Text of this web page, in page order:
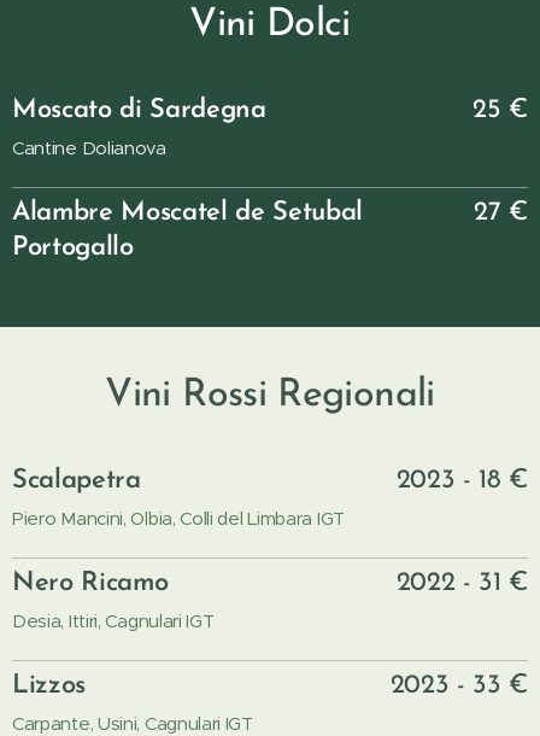
Vini Dolci
Moscato di Sardegna
Cantine Dolianova
25 €
Alambre Moscatel de Setubal
Portogallo
27 €
Vini Rossi Regionali
Scalapetra
Piero Mancini, Olbia, Colli del Limbara IGT
2023 - 18 €
Nero Ricamo
Desia, Ittiri, Cagnulari IGT
2022 - 31 €
Lizzos
Carpante, Usini, Cagnulari IGT
2023 - 33 €